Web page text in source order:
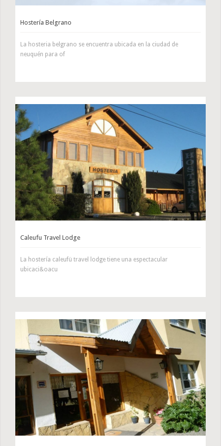
Hostería Belgrano
La hosteria belgrano se encuentra ubicada en la ciudad de
neuquén para of
Caleufu Travel Lodge
La hostería caleufü travel lodge tiene una espectacular
ubicaci&oacu